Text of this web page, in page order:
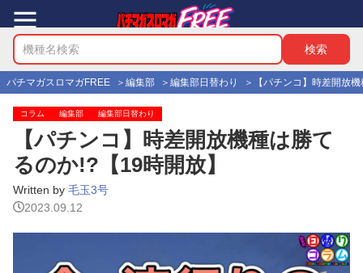
パチマガスロマガFREE 編集部 編集部日替わり 【パチンコ】時差開放
コラム 編集部 編集部日替わり
【パチンコ】時差開放機種は勝て
るのか!?【19時開放】
Written by 毛玉3号
2023.09.12